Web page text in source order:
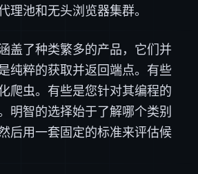
理池和无头浏览器集群。
盖了种类繁多的产品，它们并
纯粹的获取并返回端点。有些
爬虫。有些是您针对其编程的
明智的选择始于了解哪个类别
后用一套固定的标准来评估候